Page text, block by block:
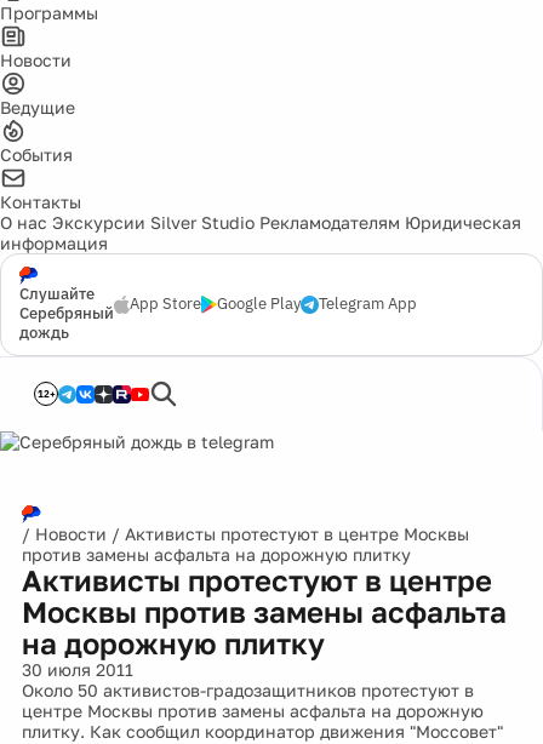
Программы
Новости
Ведущие
События
Контакты
О нас Экскурсии Silver Studio Рекламодателям Юридическая
информация
Слушайте
Серебряный
дождь
App Store Google Play Telegram App
12+
/ Новости / Активисты протестуют в центре Москвы
против замены асфальта на дорожную плитку
Активисты протестуют в центре
Москвы против замены асфальта
на дорожную плитку
30 июля 2011
Около 50 активистов-градозащитников протестуют в
центре Москвы против замены асфальта на дорожную
плитку. Как сообщил координатор движения "Моссовет"